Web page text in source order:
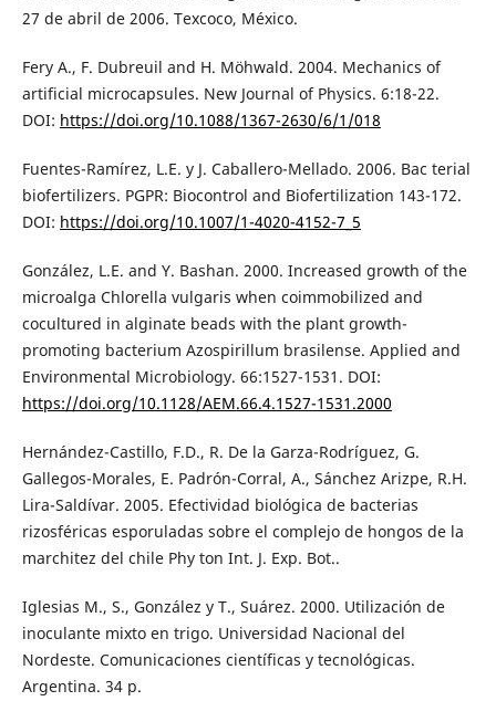
27 de abril de 2006. Texcoco, México.
Fery A., F. Dubreuil and H. Möhwald. 2004. Mechanics of
artificial microcapsules. New Journal of Physics. 6:18-22.
DOI: https://doi.org/10.1088/1367-2630/6/1/018
Fuentes-Ramírez, L.E. y J. Caballero-Mellado. 2006. Bac terial
biofertilizers. PGPR: Biocontrol and Biofertilization 143-172.
DOI: https://doi.org/10.1007/1-4020-4152-7_5
González, L.E. and Y. Bashan. 2000. Increased growth of the
microalga Chlorella vulgaris when coimmobilized and
cocultured in alginate beads with the plant growth-
promoting bacterium Azospirillum brasilense. Applied and
Environmental Microbiology. 66:1527-1531. DOI:
https://doi.org/10.1128/AEM.66.4.1527-1531.2000
Hernández-Castillo, F.D., R. De la Garza-Rodríguez, G.
Gallegos-Morales, E. Padrón-Corral, A., Sánchez Arizpe, R.H.
Lira-Saldívar. 2005. Efectividad biológica de bacterias
rizosféricas esporuladas sobre el complejo de hongos de la
marchitez del chile Phy ton Int. J. Exp. Bot..
Iglesias M., S., González y T., Suárez. 2000. Utilización de
inoculante mixto en trigo. Universidad Nacional del
Nordeste. Comunicaciones científicas y tecnológicas.
Argentina. 34 p.